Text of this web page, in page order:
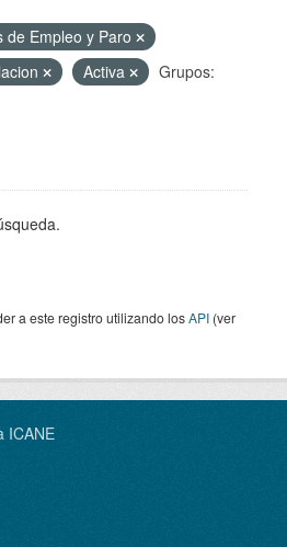
de Empleo y Paro
Activa
Grupos:
a este registro utilizando losAPI (ver
ICANE